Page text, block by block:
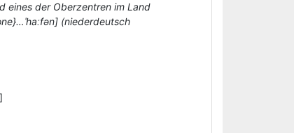
eines der Oberzentren im Land
(niederdeutsch